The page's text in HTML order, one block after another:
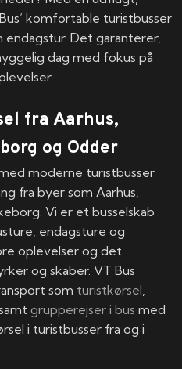
komfortable turistbusser
Det garanterer,
dag med fokus på
fra Aarhus,
og Odder
moderne turistbusser
fra byer som Aarhus,
Vi er et busselskab
endagsture og
oplevelser og det
og skaber. VT Bus
som turistkørsel,
grupperejser i bus med
i turistbusser fra og i